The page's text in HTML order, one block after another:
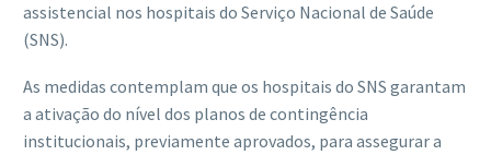
assistencial nos hospitais do Serviço Nacional de Saúde
(SNS).
As medidas contemplam que os hospitais do SNS garantam
a ativação do nível dos planos de contingência
institucionais, previamente aprovados, para assegurar a